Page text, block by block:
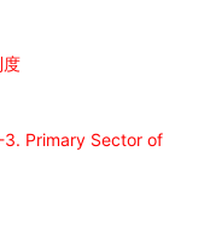
Primary Sector of